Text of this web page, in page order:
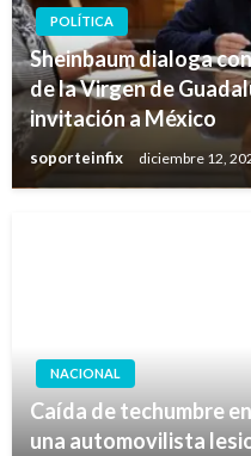
POLÍTICA
Sheinbaum dialoga
de la Virgen de
invitación a México
soporteinfix diciembre 12,
NACIONAL
Caída de techumbre
una automovilista